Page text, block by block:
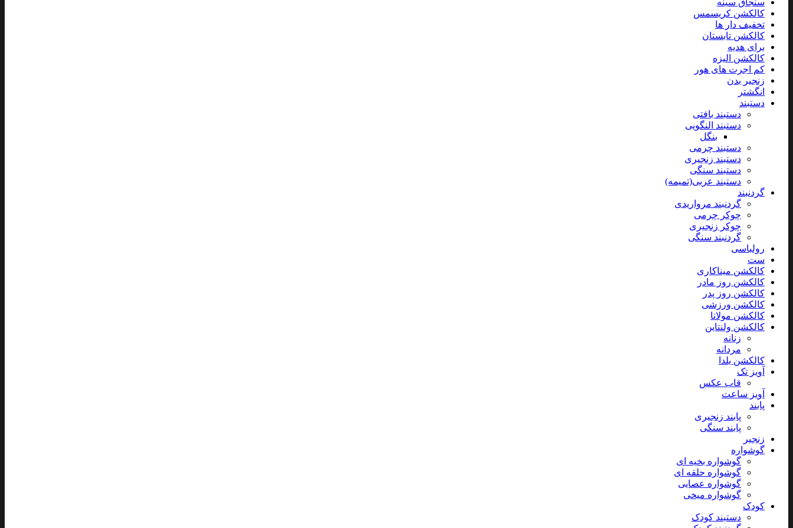
کالکشن کریسمس
تخفیف دار ها
کالکشن تابستان
برای هدیه
کالکشن الیزه
کم اجرت های هور
زنجیر بدن
انگشتر
دستبند
دستبند بافتی
دستبند النگویی
بنگل
دستبند چرمی
دستبند زنجیری
دستبند سنگی
دستبند عربی(تمیمه)
گردنبند
گردنبند مرواریدی
چوکر چرمی
چوکر زنجیری
گردنبند سنگی
رولباسی
ست
کالکشن میناکاری
کالکشن روز مادر
کالکشن روز پدر
کالکشن ورزشی
کالکشن مولانا
کالکشن ولنتاین
زنانه
مردانه
کالکشن یلدا
آویز تک
قاب عکس
آویز ساعت
پابند
پابند زنجیری
پابند سنگی
زنجیر
گوشواره
گوشواره بخیه ای
گوشواره حلقه ای
گوشواره عصایی
گوشواره میخی
کودک
دستبند کودک